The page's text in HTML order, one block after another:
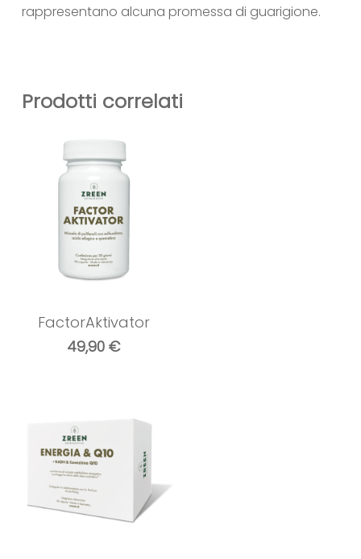
rappresentano alcuna promessa di guarigione.
Prodotti correlati
FactorAktivator
49,90€